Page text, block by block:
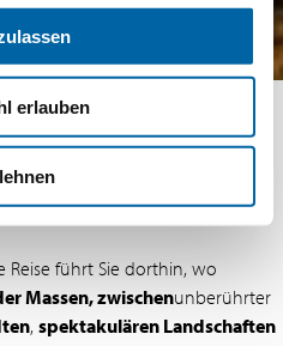
erlauben
Reise führt Sie dorthin, wo
Massen, zwischenunberührter
, spektakulären Landschaften